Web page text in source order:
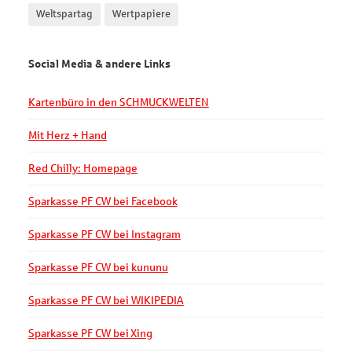
Weltspartag Wertpapiere
Social Media & andere Links
Kartenbüro in den SCHMUCKWELTEN
Mit Herz + Hand
Red Chilly: Homepage
Sparkasse PF CW bei Facebook
Sparkasse PF CW bei Instagram
Sparkasse PF CW bei kununu
Sparkasse PF CW bei WIKIPEDIA
Sparkasse PF CW bei Xing